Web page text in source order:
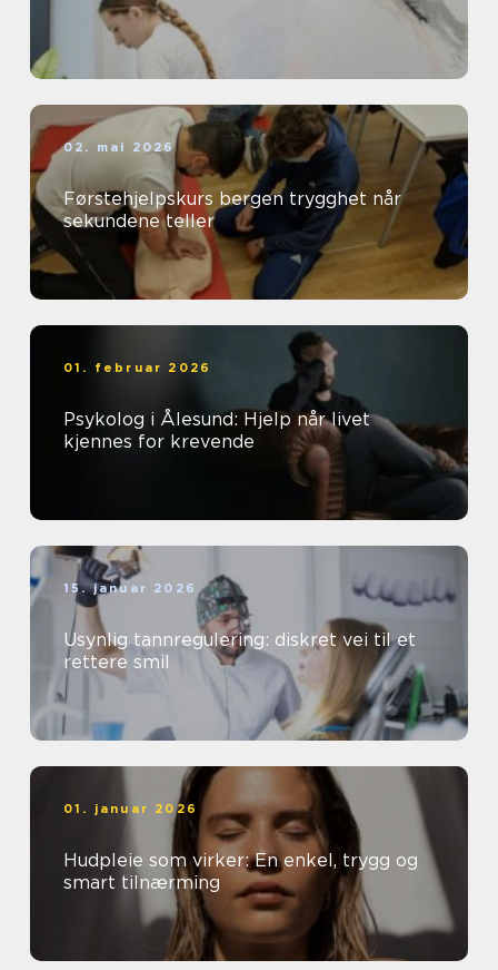
02. mai 2026
Førstehjelpskurs bergen trygghet når
sekundene teller
01. februar 2026
Psykolog i Ålesund: Hjelp når livet
kjennes for krevende
15. januar 2026
Usynlig tannregulering: diskret vei til et
rettere smil
01. januar 2026
Hudpleie som virker: En enkel, trygg og
smart tilnærming